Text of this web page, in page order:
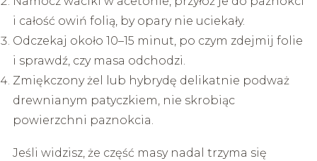
i całość owiń folią, by opary nie uciekały.
Odczekaj około 10–15 minut, po czym zdejmij folie
i sprawdź, czy masa odchodzi.
Zmiękczony żel lub hybrydę delikatnie podważ
drewnianym patyczkiem, nie skrobiąc
powierzchni paznokcia.
Jeśli widzisz, że część masy nadal trzyma się